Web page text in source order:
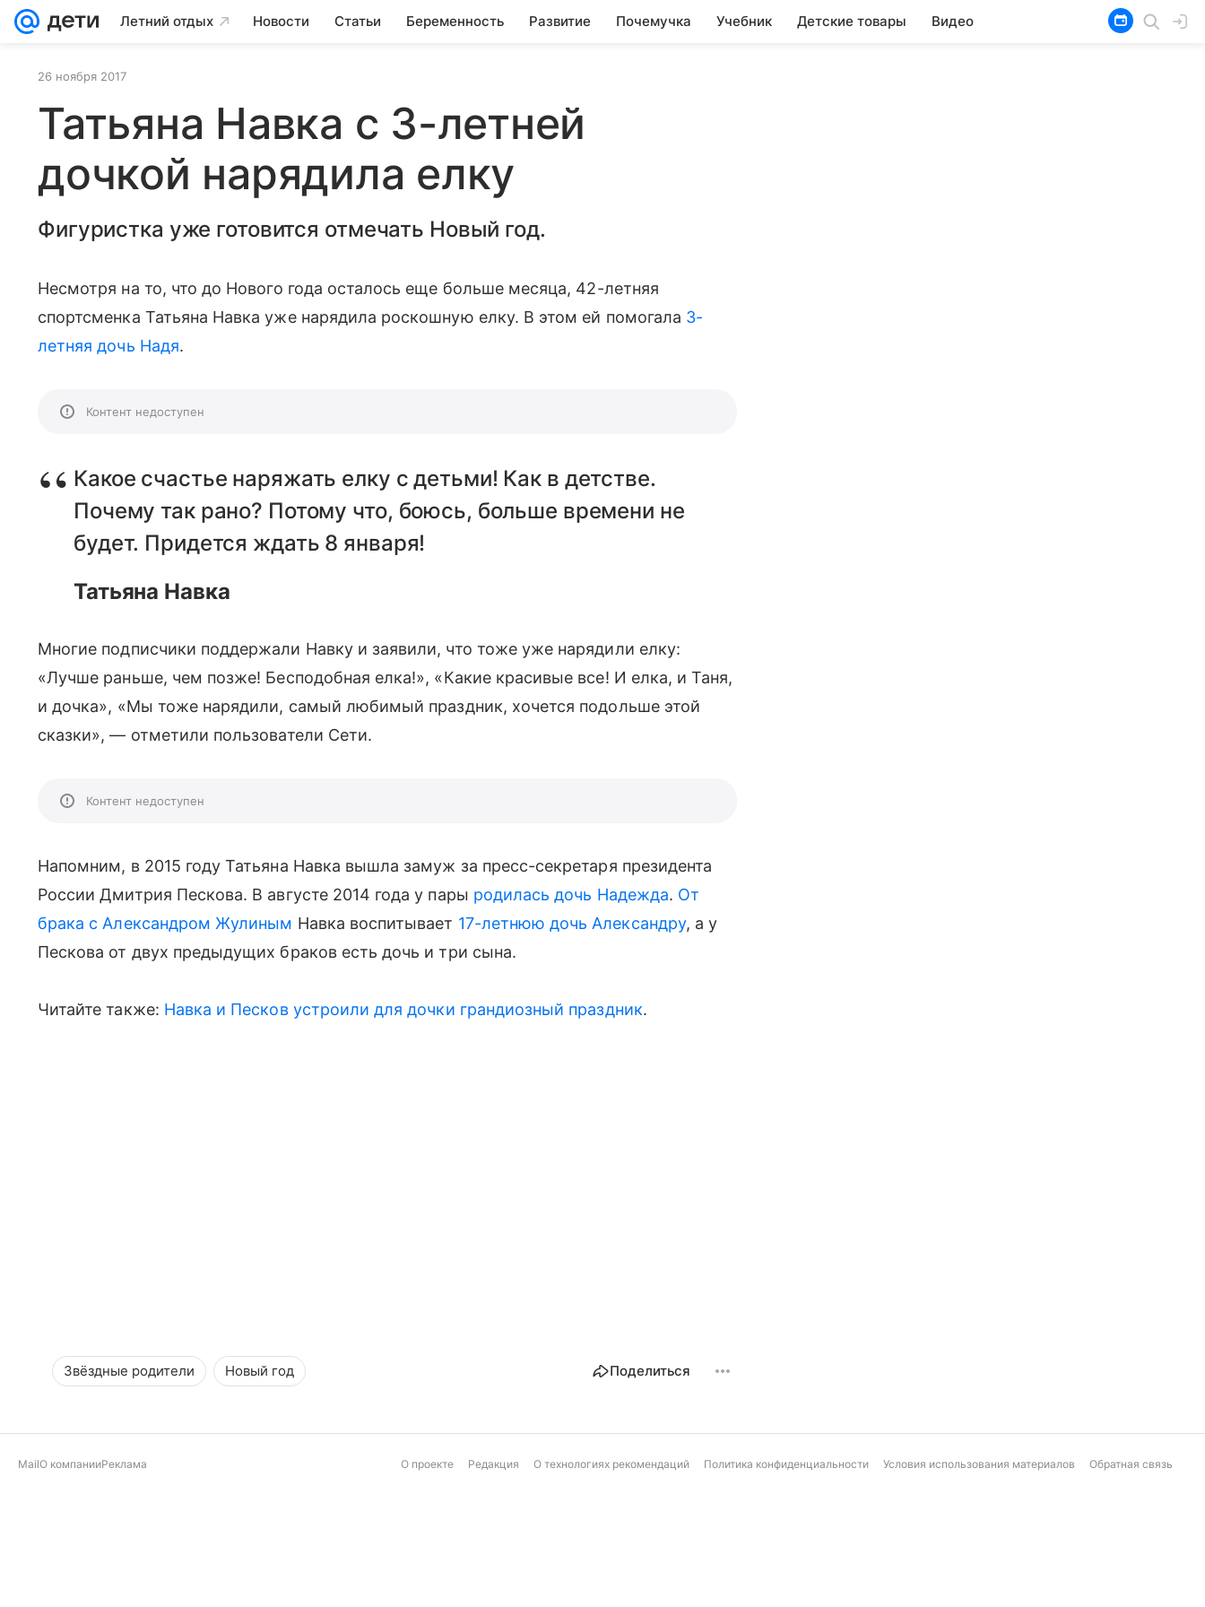
Летний отдых Новости Статьи Беременность Развитие Почемучка Учебник Детские товары Видео
26 ноября 2017
Татьяна Навка с 3-летней
дочкой нарядила елку
Фигуристка уже готовится отмечать Новый год.
Несмотря на то, что до Нового года осталось еще больше месяца, 42-летняя
спортсменка Татьяна Навка уже нарядила роскошную елку. В этом ей помогала 3-
летняя дочь Надя.
Контент недоступен
Какое счастье наряжать елку с детьми! Как в детстве.
Почему так рано? Потому что, боюсь, больше времени не
будет. Придется ждать 8 января!
Татьяна Навка
Многие подписчики поддержали Навку и заявили, что тоже уже нарядили елку:
«Лучше раньше, чем позже! Бесподобная елка!», «Какие красивые все! И елка, и Таня,
и дочка», «Мы тоже нарядили, самый любимый праздник, хочется подольше этой
сказки», — отметили пользователи Сети.
Контент недоступен
Напомним, в 2015 году Татьяна Навка вышла замуж за пресс-секретаря президента
России Дмитрия Пескова. В августе 2014 года у пары родилась дочь Надежда. От
брака с Александром Жулиным Навка воспитывает 17-летнюю дочь Александру, а у
Пескова от двух предыдущих браков есть дочь и три сына.
Читайте также: Навка и Песков устроили для дочки грандиозный праздник.
Звёздные родители Новый год Поделиться
MailО компанииРеклама О проекте Редакция О технологиях рекомендаций Политика конфиденциальности Условия использования материалов Обратная связь